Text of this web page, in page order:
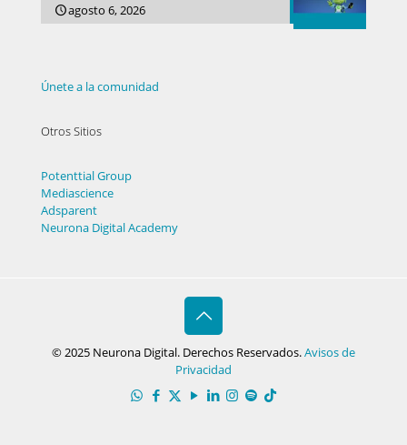
agosto 6, 2026
Únete a la comunidad
Otros Sitios
Potenttial Group
Mediascience
Adsparent
Neurona Digital Academy
© 2025 Neurona Digital. Derechos Reservados.Avisos de
Privacidad